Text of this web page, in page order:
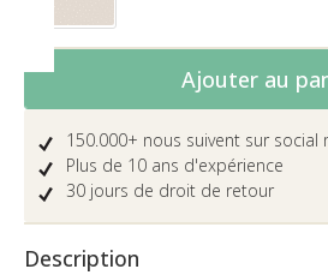
Quantité de produit :
Ajouter au
150.000+ nous suivent sur social
Plus de 10 ans d'expérience
30 jours de droit de retour
Description